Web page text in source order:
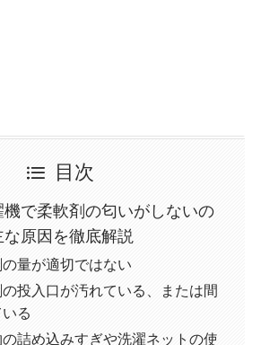
目次
機で柔軟剤の匂いがしないの
な原因を徹底解説
量が適切ではない
投入口が汚れている、または間
る
詰め込みすぎや洗濯ネットの使